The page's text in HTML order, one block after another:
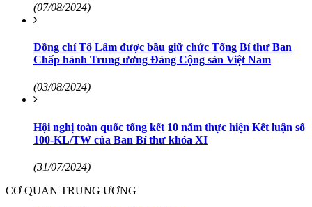
(07/08/2024)
Đồng chí Tô Lâm được bầu giữ chức Tổng Bí thư Ban
Chấp hành Trung ương Đảng Cộng sản Việt Nam
(03/08/2024)
Hội nghị toàn quốc tổng kết 10 năm thực hiện Kết luận số
100-KL/TW của Ban Bí thư khóa XI
(31/07/2024)
CƠ QUAN TRUNG ƯƠNG